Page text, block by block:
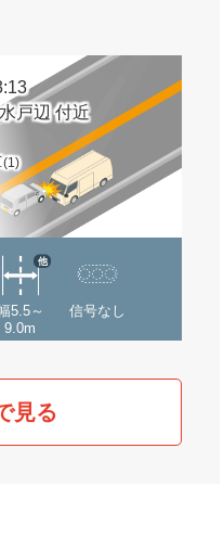
戸辺 付近
(1)
5.5～
9.0m
他
信号なし
見る